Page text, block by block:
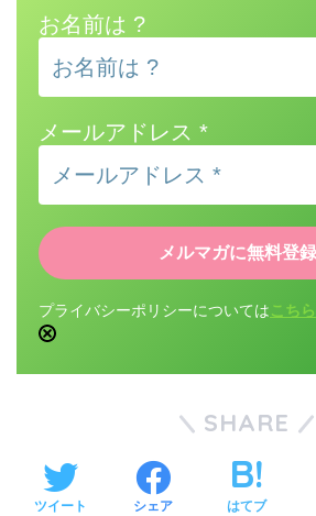
お名前は ?
メールアドレス *
プライバシーポリシーについては こちら
SHARE
ツイート シェア はてブ